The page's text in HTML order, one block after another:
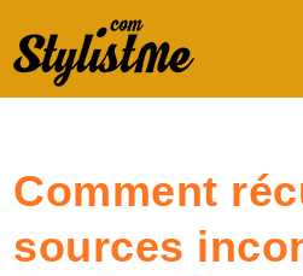
Comment
sources